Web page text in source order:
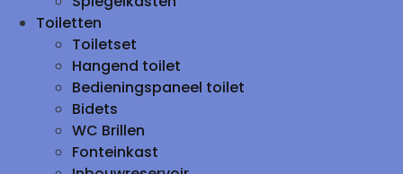
Toiletten
Toiletset
Hangend toilet
Bedieningspaneel toilet
Bidets
WC Brillen
Fonteinkast